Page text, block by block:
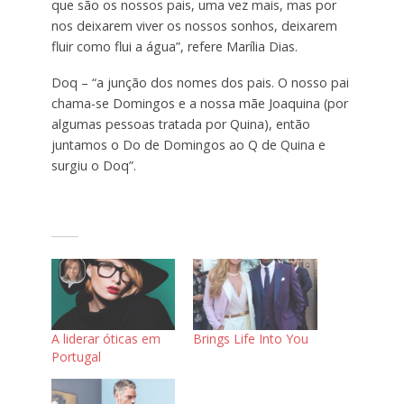
que são os nossos pais, uma vez mais, mas por
nos deixarem viver os nossos sonhos, deixarem
fluir como flui a água”, refere Marília Dias.
Doq – “a junção dos nomes dos pais. O nosso pai
chama-se Domingos e a nossa mãe Joaquina (por
algumas pessoas tratada por Quina), então
juntamos o Do de Domingos ao Q de Quina e
surgiu o Doq”.
A liderar óticas em
Portugal
Brings Life Into You